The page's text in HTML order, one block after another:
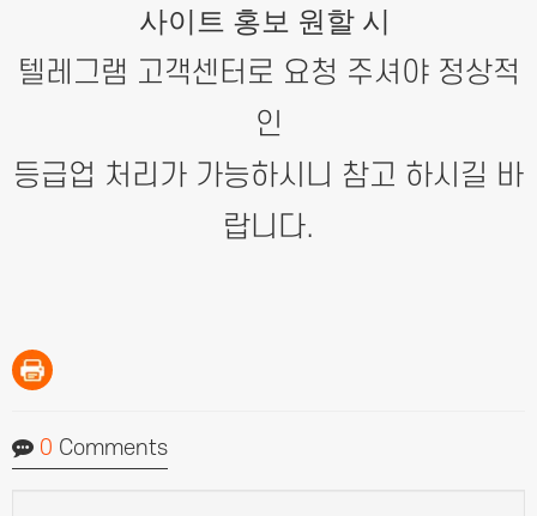
사이트 홍보 원할 시
텔레그램 고객센터로 요청 주셔야 정상적
인
등급업 처리가 가능하시니 참고 하시길 바
랍니다.
0 Comments